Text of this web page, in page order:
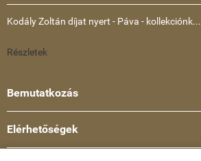
Kodály Zoltán díjat nyert - Páva - kollekciónk...
Részletek
Bemutatkozás
Elérhetőségek